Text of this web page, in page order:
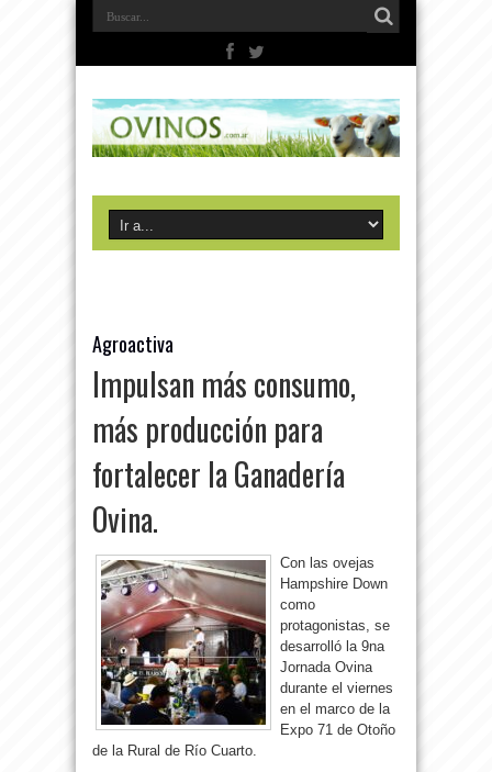
Agroactiva
Impulsan más consumo,
más producción para
fortalecer la Ganadería
Ovina.
Con las ovejas
Hampshire Down
como
protagonistas, se
desarrolló la 9na
Jornada Ovina
durante el viernes
en el marco de la
Expo 71 de Otoño
de la Rural de Río Cuarto.